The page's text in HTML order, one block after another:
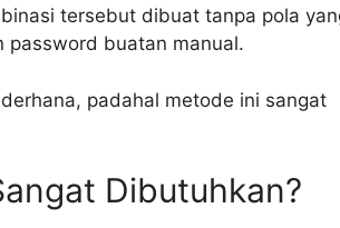
tersebut dibuat tanpa pola
password buatan manual.
padahal metode ini sangat
Dibutuhkan?